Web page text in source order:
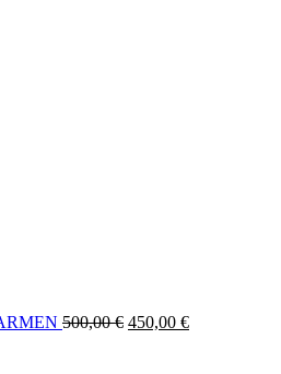
500,00€ 450,00 €